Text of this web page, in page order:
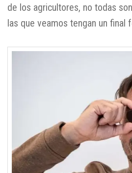
de los agricultores, no todas
las que veamos tengan un final